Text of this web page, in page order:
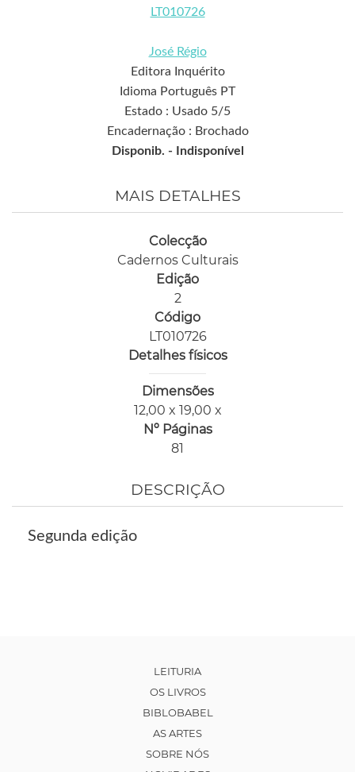
LT010726
José Régio
Editora Inquérito
Idioma Português PT
Estado : Usado 5/5
Encadernação : Brochado
Disponib. -
Indisponível
MAIS DETALHES
Colecção
Cadernos Culturais
Edição
2
Código
LT010726
Detalhes físicos
Dimensões
12,00 x 19,00 x
Nº Páginas
81
DESCRIÇÃO
Segunda edição
LEITURIA
OS LIVROS
BIBLOBABEL
AS ARTES
SOBRE NÓS